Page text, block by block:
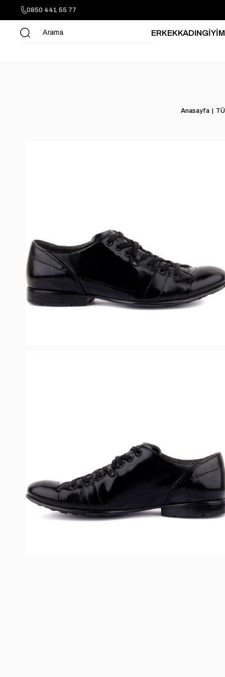
0850 441 55 77
ERKEKKADINGİYİM
Anasayfa